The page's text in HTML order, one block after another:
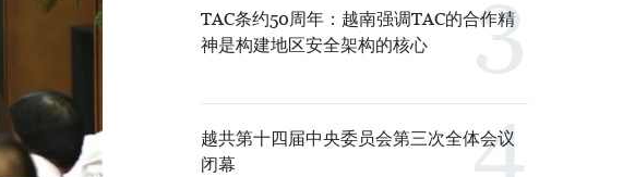
TAC条约50周年：越南强调TAC的合作精
神是构建地区安全架构的核心
越共第十四届中央委员会第三次全体会议
闭幕